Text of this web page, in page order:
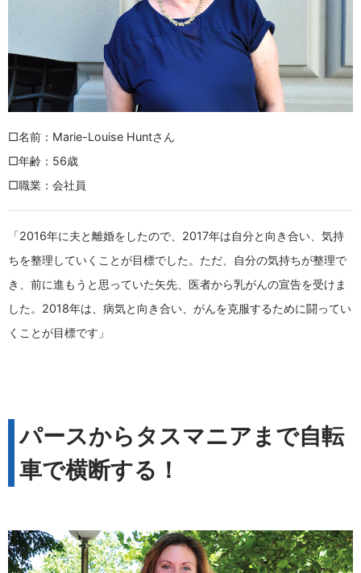
□名前：Marie-Louise Huntさん
□年齢：56歳
□職業：会社員
「2016年に夫と離婚をしたので、2017年は自分と向き合い、気持
ちを整理していくことが目標でした。ただ、自分の気持ちが整理で
き、前に進もうと思っていた矢先、医者から乳がんの宣告を受けま
した。2018年は、病気と向き合い、がんを克服するために闘ってい
くことが目標です」
パースからタスマニアまで自転
車で横断する！